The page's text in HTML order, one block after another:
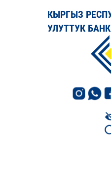
КЫРГЫЗ
УЛУТТУК